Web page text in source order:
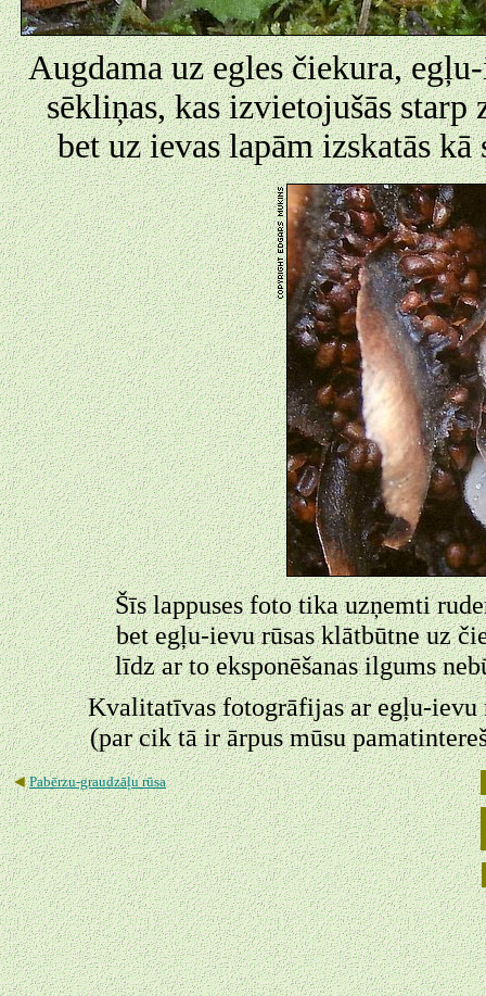
Augdama uz egles čiekura,
sēkliņas, kas izvietojušās
bet uz ievas lapām izskatās
Šīs lappuses foto tika uzņemti
bet egļu-ievu rūsas klātbūtne uz
līdz ar to eksponēšanas ilgums
Kvalitatīvas fotogrāfijas ar egļu-ievu
(par cik tā ir ārpus mūsu
◄Pabērzu-graudzāļu rūsa
◄